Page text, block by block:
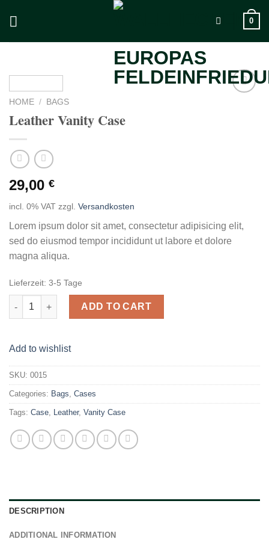
0
HOME / BAGS
Leather Vanity Case
29,00 €
incl. 0% VAT zzgl. Versandkosten
Lorem ipsum dolor sit amet, consectetur adipisicing elit,
sed do eiusmod tempor incididunt ut labore et dolore
magna aliqua.
Lieferzeit: 3-5 Tage
Leather Vanity Case quantity
ADD TO CART
Add to wishlist
SKU: 0015
Categories: Bags, Cases
Tags: Case, Leather, Vanity Case
DESCRIPTION
ADDITIONAL INFORMATION